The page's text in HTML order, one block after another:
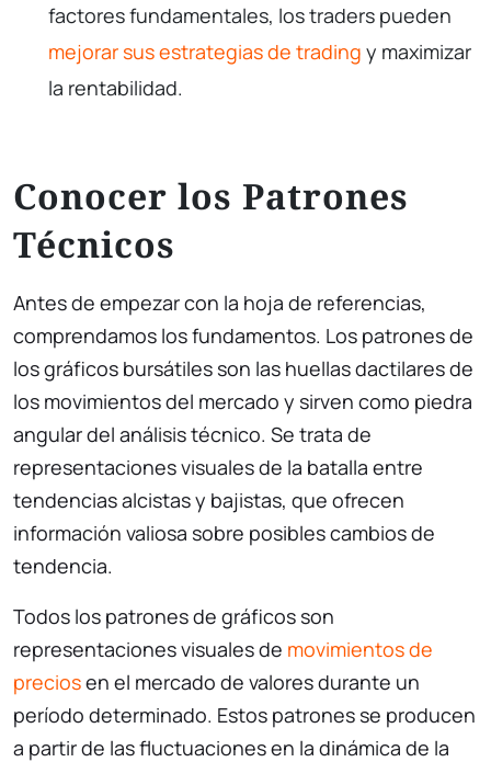
factores fundamentales, los traders pueden
mejorar sus estrategias de trading y maximizar
la rentabilidad.
Conocer los Patrones
Técnicos
Antes de empezar con la hoja de referencias,
comprendamos los fundamentos. Los patrones de
los gráficos bursátiles son las huellas dactilares de
los movimientos del mercado y sirven como piedra
angular del análisis técnico. Se trata de
representaciones visuales de la batalla entre
tendencias alcistas y bajistas, que ofrecen
información valiosa sobre posibles cambios de
tendencia.
Todos los patrones de gráficos son
representaciones visuales de movimientos de
preciosen el mercado de valores durante un
período determinado. Estos patrones se producen
a partir de las fluctuaciones en la dinámica de la